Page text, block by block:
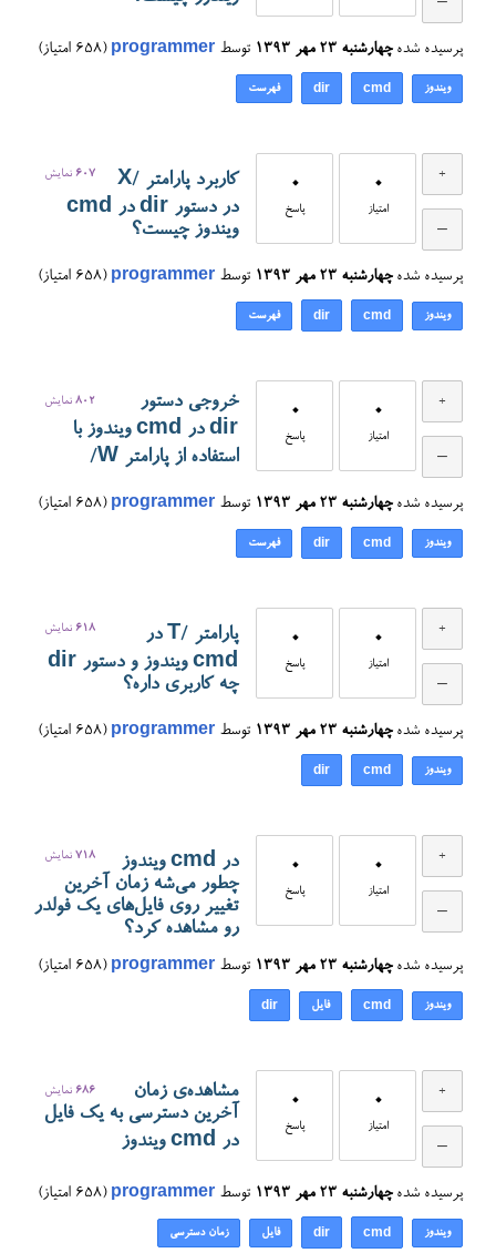
پرسیده شده چهارشنبه ۲۳ مهر ۱۳۹۳ توسط programmer
(
658 امتیاز)
ویندوز cmd
dir فهرست
0
امتیاز
0
پاسخ
607 نمایش
کاربرد پارامتر /X
در دستور dir در cmd
ویندوز چیست؟
پرسیده شده چهارشنبه ۲۳ مهر ۱۳۹۳ توسط programmer
(
658 امتیاز)
ویندوز cmd
dir فهرست
0
امتیاز
0
پاسخ
802 نمایش
خروجی دستور
dir در cmd ویندوز با
استفاده از پارامتر W/
پرسیده شده چهارشنبه ۲۳ مهر ۱۳۹۳ توسط programmer
(
658 امتیاز)
ویندوز cmd
dir فهرست
0
امتیاز
0
پاسخ
618 نمایش
پارامتر /T در
cmd ویندوز و دستور dir
چه کاربری داره؟
پرسیده شده چهارشنبه ۲۳ مهر ۱۳۹۳ توسط programmer
(
658 امتیاز)
ویندوز cmd
dir
0
امتیاز
0
پاسخ
718 نمایش
در cmd ویندوز
چطور می‌شه زمان آخرین
تغییر روی فایل‌های یک فولدر
رو مشاهده کرد؟
پرسیده شده چهارشنبه ۲۳ مهر ۱۳۹۳ توسط programmer
(
658 امتیاز)
ویندوز cmd فایل dir
0
امتیاز
0
پاسخ
686 نمایش
مشاهده‌ی زمان
آخرین دسترسی به یک فایل
در cmd ویندوز
پرسیده شده چهارشنبه ۲۳ مهر ۱۳۹۳ توسط programmer
(
658 امتیاز)
ویندوز cmd
dir فایل زمان دسترسی